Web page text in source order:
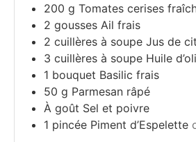
200 g Tomates cerises
2 gousses Ail frais
2 cuillères à soupe Jus de
3 cuillères à soupe Huile
1 bouquet Basilic frais
50 g Parmesan râpé
À goût Sel et poivre
1 pincée Piment d’Espelette